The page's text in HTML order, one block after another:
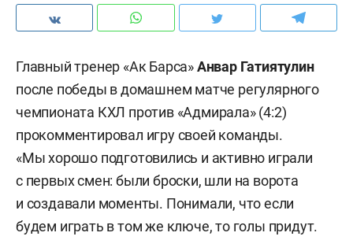
Главный тренер «Ак Барса»Анвар Гатиятулин
после победы в домашнем матче регулярного
чемпионата КХЛ против «Адмирала» (4:2)
прокомментировал игру своей команды.
«Мы хорошо подготовились и активно играли
с первых смен: были броски, шли на ворота
и создавали моменты. Понимали, что если
будем играть в том же ключе, то голы придут.